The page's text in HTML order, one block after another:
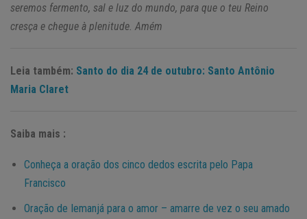
seremos fermento, sal e luz do mundo, para que o teu Reino
cresça e chegue à plenitude. Amém
Leia também: Santo do dia 24 de outubro: Santo Antônio
Maria Claret
Saiba mais :
Conheça a oração dos cinco dedos escrita pelo Papa
Francisco
Oração de Iemanjá para o amor – amarre de vez o seu amado